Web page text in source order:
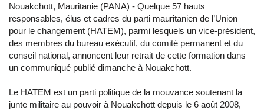
Nouakchott, Mauritanie (PANA) - Quelque 57 hauts
responsables, élus et cadres du parti mauritanien de l’Union
pour le changement (HATEM), parmi lesquels un vice-président,
des membres du bureau exécutif, du comité permanent et du
conseil national, annoncent leur retrait de cette formation dans
un communiqué publié dimanche à Nouakchott.
Le HATEM est un parti politique de la mouvance soutenant la
junte militaire au pouvoir à Nouakchott depuis le 6 août 2008,